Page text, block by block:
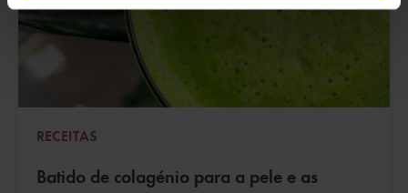
RECEITAS
Batido de colagénio para a pele e as